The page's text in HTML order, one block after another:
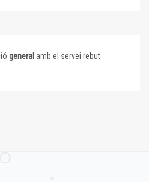
general amb el servei rebut